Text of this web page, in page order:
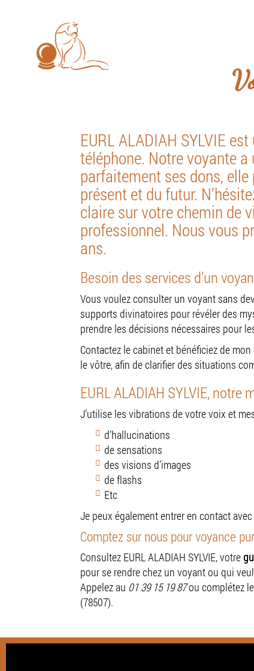
EURL ALADIAH SYLVIE
téléphone. Notre voyante
parfaitement ses dons,
présent et du futur.
claire sur votre chemin de
professionnel. Nous vous
ans.
Besoin des services d’un
Vous voulez consulter un voyant sans
supports divinatoires pour révéler des
prendre les décisions nécessaires pour
Contactez le cabinet et bénéficiez de
le vôtre, afin de clarifier des situations
EURL ALADIAH SYLVIE,
J’utilise les vibrations de votre voix et
d’hallucinations
de sensations
des visions d’images
de flashs
Etc
Je peux également entrer en contact
Comptez sur nous pour voyance
Consultez EURL ALADIAH SYLVIE, votre
pour se rendre chez un voyant ou qui
Appelez au 01 39 15 19 87ou complétez
(78507).